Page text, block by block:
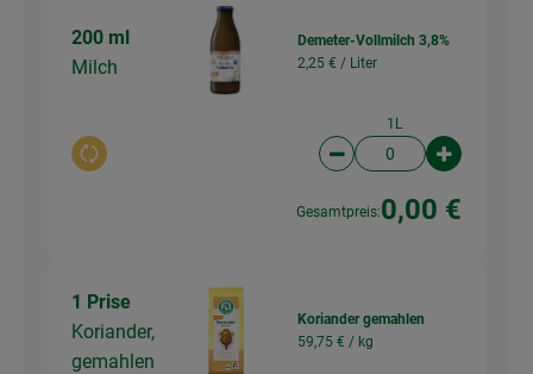
200 ml
Milch
Auswahl ändern
Demeter-Vollmilch 3,8%
2,25 € / Liter
1L
Artikelanzahl
Gesamtpreis:0,00 €
1 Prise
Koriander,
gemahlen
Koriander gemahlen
59,75 € / kg